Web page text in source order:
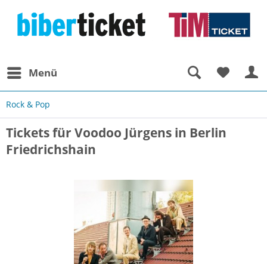
Menü
Rock & Pop
Tickets für Voodoo Jürgens in Berlin
Friedrichshain